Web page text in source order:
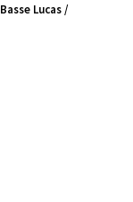
Lucas /